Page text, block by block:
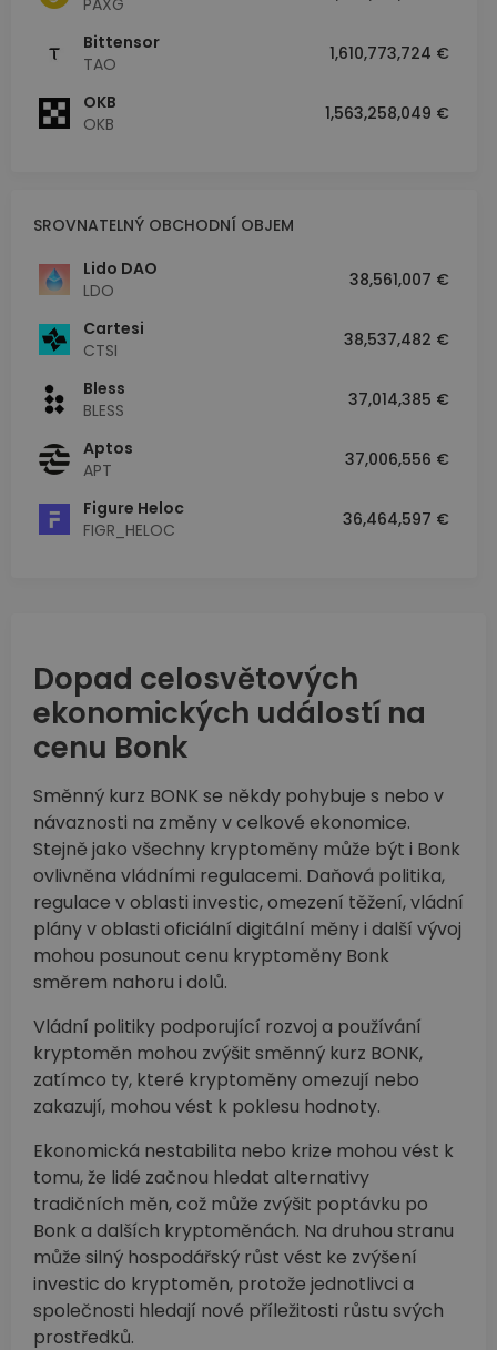
PAXG
Bittensor
TAO
1,610,773,724 €
OKB
OKB
1,563,258,049 €
SROVNATELNÝ OBCHODNÍ OBJEM
Lido DAO
LDO
38,561,007 €
Cartesi
CTSI
38,537,482 €
Bless
BLESS
37,014,385 €
Aptos
APT
37,006,556 €
Figure Heloc
FIGR_HELOC
36,464,597 €
Dopad celosvětových
ekonomických událostí na
cenu Bonk
Směnný kurz BONK se někdy pohybuje s nebo v
návaznosti na změny v celkové ekonomice.
Stejně jako všechny kryptoměny může být i Bonk
ovlivněna vládními regulacemi. Daňová politika,
regulace v oblasti investic, omezení těžení, vládní
plány v oblasti oficiální digitální měny i další vývoj
mohou posunout cenu kryptoměny Bonk
směrem nahoru i dolů.
Vládní politiky podporující rozvoj a používání
kryptoměn mohou zvýšit směnný kurz BONK,
zatímco ty, které kryptoměny omezují nebo
zakazují, mohou vést k poklesu hodnoty.
Ekonomická nestabilita nebo krize mohou vést k
tomu, že lidé začnou hledat alternativy
tradičních měn, což může zvýšit poptávku po
Bonk a dalších kryptoměnách. Na druhou stranu
může silný hospodářský růst vést ke zvýšení
investic do kryptoměn, protože jednotlivci a
společnosti hledají nové příležitosti růstu svých
prostředků.